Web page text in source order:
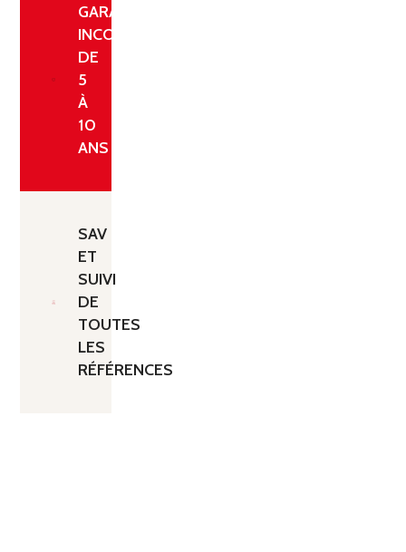
GARANTIE
INCONDITIONNELLE
DE
5
À
10
ANS
SAV
ET
SUIVI
DE
TOUTES
LES
RÉFÉRENCES